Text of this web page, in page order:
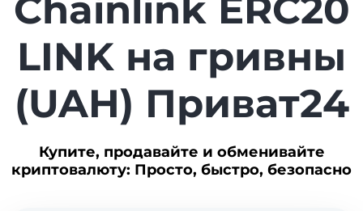
Chainlink ERC20
LINK на гривны
(UAH) Приват24
Купите, продавайте и обменивайте
криптовалюту: Просто, быстро, безопасно